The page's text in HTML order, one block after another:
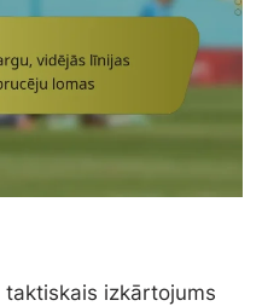
izkārtojums